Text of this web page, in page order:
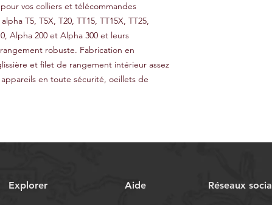
vos colliers et télécommandes
T5, T5X, T20, TT15, TT15X, TT25,
Alpha 200 et Alpha 300 et leurs
robuste. Fabrication en
et filet de rangement intérieur assez
en toute sécurité, oeillets de
Explorer Aide Réseaux